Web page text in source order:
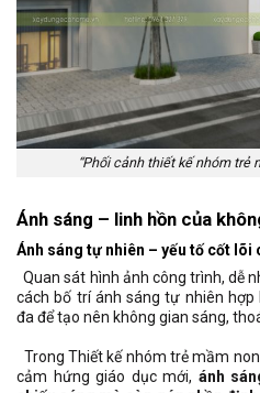
“Phối cảnh thiết kế nhóm trẻ
Ánh sáng – linh hồn của
Ánh sáng tự nhiên – yếu tố cốt lõi
Quan sát hình ảnh công trình, dễ
cách bố trí ánh sáng tự nhiên
đa để tạo nên không gian sáng,
Trong Thiết kế nhóm trẻ mầm
cảm hứng giáo dục mới, ánh